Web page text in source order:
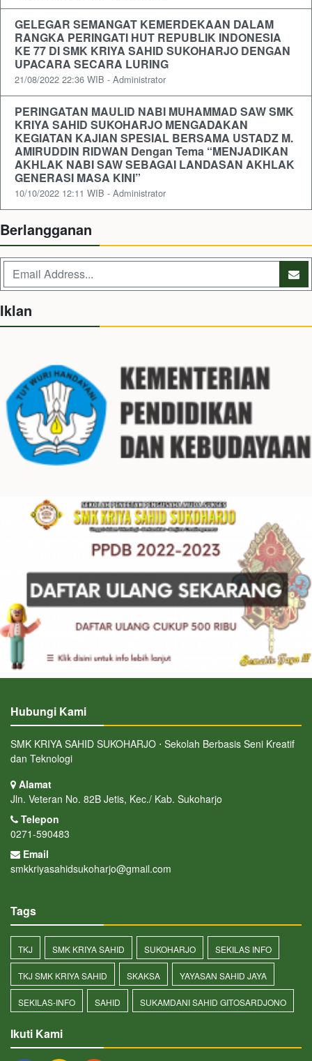
GELEGAR SEMANGAT KEMERDEKAAN DALAM
RANGKA PERINGATI HUT REPUBLIK INDONESIA
KE 77 DI SMK KRIYA SAHID SUKOHARJO DENGAN
UPACARA SECARA LURING
21/08/2022 22:36 WIB - Administrator
PERINGATAN MAULID NABI MUHAMMAD SAW SMK
KRIYA SAHID SUKOHARJO MENGADAKAN
KEGIATAN KAJIAN SPESIAL BERSAMA USTADZ M.
AMIRUDDIN RIDWAN Dengan Tema “MENJADIKAN
AKHLAK NABI SAW SEBAGAI LANDASAN AKHLAK
GENERASI MASA KINI”
10/10/2022 12:11 WIB - Administrator
Berlangganan
Iklan
Hubungi Kami
SMK KRIYA SAHID SUKOHARJO ⋅ Sekolah Berbasis Seni Kreatif
dan Teknologi
Alamat
Jln. Veteran No. 82B Jetis, Kec./ Kab. Sukoharjo
Telepon
0271-590483
Email
smkkriyasahidsukoharjo@gmail.com
Tags
TKJ SMK KRIYA SAHID SUKOHARJO SEKILAS INFO
TKJ SMK KRIYA SAHID SKAKSA YAYASAN SAHID JAYA
SEKILAS-INFO SAHID SUKAMDANI SAHID GITOSARDJONO
Ikuti Kami